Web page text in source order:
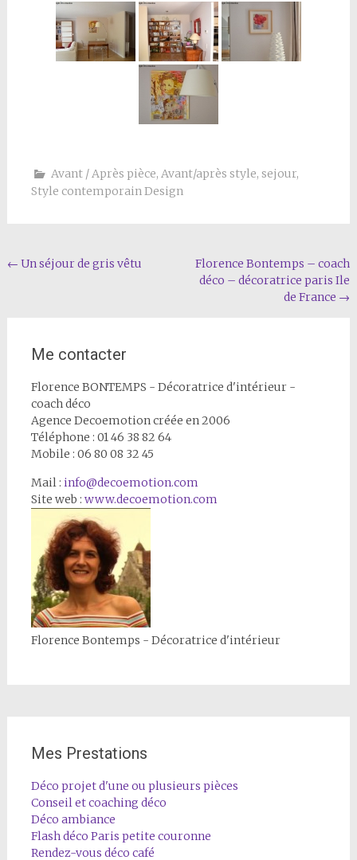
Avant / Après pièce, Avant/après style, sejour,
Style contemporain Design
Navigation
← Un séjour de gris vêtu
Florence Bontemps – coach
déco – décoratrice paris Ile
de France →
Me contacter
Florence BONTEMPS - Décoratrice d'intérieur -
coach déco
Agence Decoemotion créée en 2006
Téléphone : 01 46 38 82 64
Mobile : 06 80 08 32 45
Mail : info@decoemotion.com
Site web : www.decoemotion.com
Florence Bontemps - Décoratrice d'intérieur
Mes Prestations
Déco projet d'une ou plusieurs pièces
Conseil et coaching déco
Déco ambiance
Flash déco Paris petite couronne
Rendez-vous déco café